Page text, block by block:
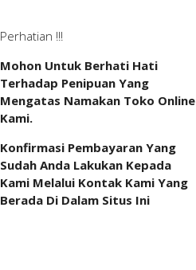
Perhatian !!!
Mohon Untuk Berhati Hati
Terhadap Penipuan Yang
Mengatas Namakan Toko Online
Kami.
Konfirmasi Pembayaran Yang
Sudah Anda Lakukan Kepada
Kami Melalui Kontak Kami Yang
Berada Di Dalam Situs Ini